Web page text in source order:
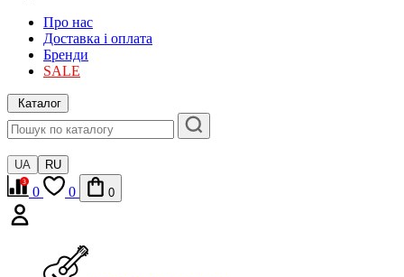
Про нас
Доставка і оплата
Бренди
SALE
Каталог
UA RU
0 0 0